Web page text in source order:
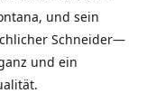
und sein
Schneider—
und ein